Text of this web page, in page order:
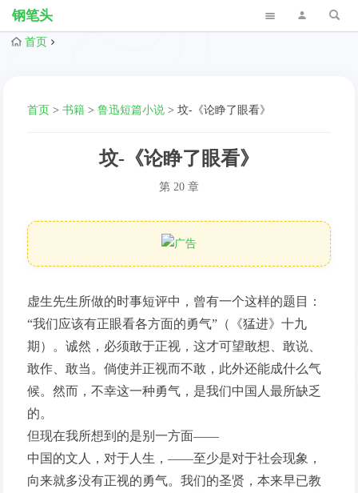
钢笔头
首页
首页 >书籍 >鲁迅短篇小说 >坟-《论睁了眼看》
坟-《论睁了眼看》
第 20 章
虚生先生所做的时事短评中，曾有一个这样的题目：
“我们应该有正眼看各方面的勇气”（《猛进》十九
期）。诚然，必须敢于正视，这才可望敢想、敢说、
敢作、敢当。倘使并正视而不敢，此外还能成什么气
候。然而，不幸这一种勇气，是我们中国人最所缺乏
的。
但现在我所想到的是别一方面——
中国的文人，对于人生，——至少是对于社会现象，
向来就多没有正视的勇气。我们的圣贤，本来早已教